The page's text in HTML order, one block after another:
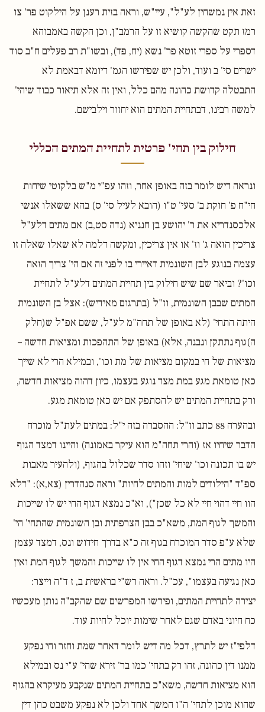
זאת אין נמשחין לע"ל", עיי"ש, וראה בזית רענן על הילקוט פר' צו
רמז תקט שהקשה קושיא זו על הרמב"ן, וכן הקשה באמבוהא
דספרי על ספרי זוטא פר' נשא (יח, פד), ובשו"ת רב פעלים ח"ב סוד
ישרים סי' ב ועוד, ולכן יש שפירשו הגמ' דיומא דבאמת לא
התבטלה קדושת כהונה מהם כלל, ואין זה אלא תיאור כבוד שיהי'
למשה רבינו, דבתחיית המתים הוא יחזור וילבישם.
חילוק בין תחי' פרטית לתחיית המתים הכללי
ונראה דיש לומר בזה באופן אחר, וזהו עפ"י מ"ש בלקוטי שיחות
חי"ח פ' חוקת ב' סעי' ט"ו (הובא לעיל סי' ס) בהא ששאלו אנשי
אלכסנדריא את ר' יהושע בן חנניא (נדה סט,ב) אם מתים דלע"ל
צריכין הזאה ג' וז' או אין צריכין, ומקשה דלמה לא שאלו שאלה זו
עצמה בנוגע לבן השונמית דאיירי בו לפני זה אם הי' צריך הזאה
וכו'? וביאר שם שיש חילוק בין תחיית המתים דלע"ל לתחיית
המתים שבבן השונמית, וז"ל (בתרגום מאידיש): אצל בן השונמית
היתה התחי' (לא באופן של תחה"מ לע"ל, ששם אפ"ל ש(חלק
ה)גוף נתתקן ונבנה, אלא) באופן של התהפכות ומציאות חדשה –
מציאות של חי במקום מציאות של מת וכו', ובמילא הרי לא שייך
כאן טומאת מגע במת מצד נוגע בעצמו, כיון דהוה מציאות חדשה,
ורק בתחיית המתים יש להסתפק אם יש כאן טומאת מגע.
ובהערה 88 כתב וז"ל: ההסברה בזה י"ל: במתים לעת"ל מוכרח
הדבר שיחיו אז (והרי תחה"מ הוא עיקר באמונה) והיינו דמצד הגוף
יש בו תכונה וכו' שיחי' וזהו סדר שכלול בהגוף, (ולהעיר מאבות
ספ"ד "הילודים למות והמתים לחיות" וראה סנהדרין (צא,א): "דלא
הוו חיי דהוי חיי לא כל שכן"), וא"כ נמצא דגוף החי יש לו שייכות
והמשך לגוף המת, משא"כ בבן הצרפתית ובן השונמית שהתחי' הי'
שלא ע"פ סדר המוכרח בגוף זה כ"א בדרך חידוש ונס, דמצד עצמן
היו מתים הרי נמצא דגוף החי אין לו שייכות והמשך לגוף המת ואין
כאן נגיעה בעצמו", עכ"ל. וראה רש"י בראשית ב, ז ד"ה וייצר:
יצירה לתחיית המתים, ופירשו המפרשים שם שהקב"ה נותן מעכשיו
כח חיוני באדם שגם לאחר שימות יוכל לחיות עוד.
דלפי"ז יש לתרץ, דכל מה דיש לומר דאחר שמת וחזר וחי נפקע
ממנו דין כהונה, זהו רק בתחי' כמו בר' זירא שהי' ע"י נס ובמילא
הוא מציאות חדשה, משא"כ בתחיית המתים שנקבע מעיקרא בהגוף
שהוא מוכן לתחי' ה"ז המשך אחד ולכן לא נפקע משבט כהן דין